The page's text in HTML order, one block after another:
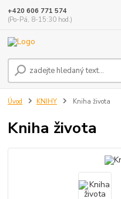
+420 606 771 574
(Po-Pá, 8-15:30 hod.)
Úvod KNIHY Kniha života
Kniha života